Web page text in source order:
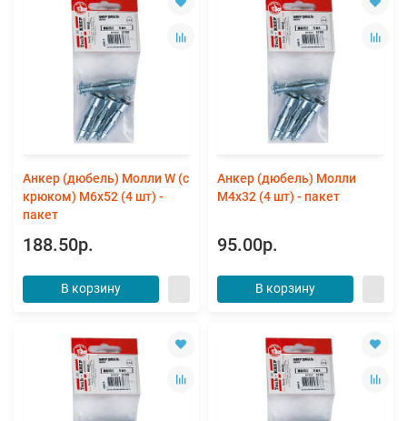
Анкер (дюбель) Молли W (с
крюком) М6х52 (4 шт) -
пакет
188.50р.
В корзину
Анкер (дюбель) Молли
М4х32 (4 шт) - пакет
95.00р.
В корзину